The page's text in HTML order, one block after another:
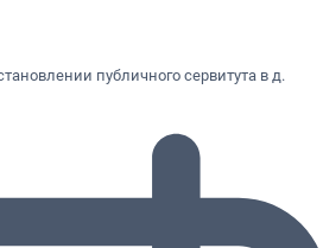
публичного сервитута в д.